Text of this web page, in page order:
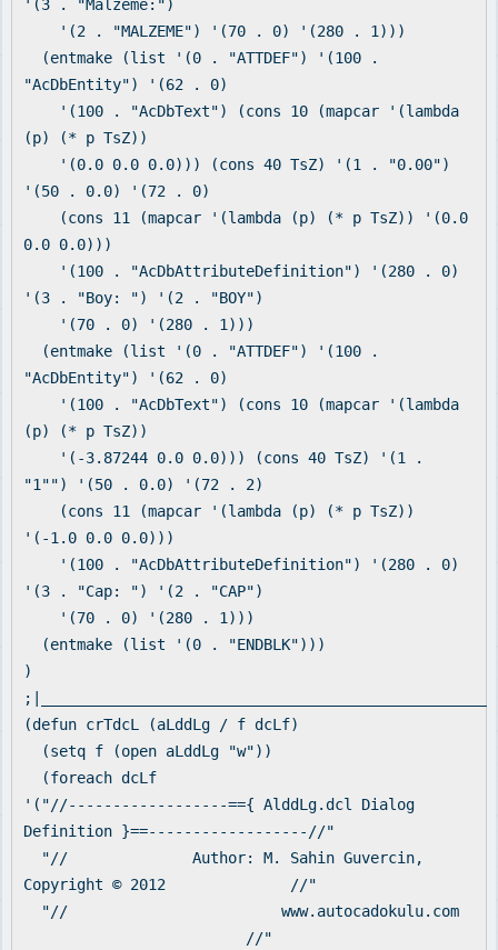
'(3 . "Malzeme:")
'(2 . "MALZEME") '(70 . 0) '(280 . 1)))
(entmake (list '(0 . "ATTDEF") '(100 .
"AcDbEntity") '(62 . 0)
'(100 . "AcDbText") (cons 10 (mapcar '(lambda
(p) (* p TsZ))
'(0.0 0.0 0.0))) (cons 40 TsZ) '(1 . "0.00")
'(50 . 0.0) '(72 . 0)
(cons 11 (mapcar '(lambda (p) (* p TsZ)) '(0.0
0.0 0.0)))
'(100 . "AcDbAttributeDefinition") '(280 . 0)
'(3 . "Boy: ") '(2 . "BOY")
'(70 . 0) '(280 . 1)))
(entmake (list '(0 . "ATTDEF") '(100 .
"AcDbEntity") '(62 . 0)
'(100 . "AcDbText") (cons 10 (mapcar '(lambda
(p) (* p TsZ))
'(-3.87244 0.0 0.0))) (cons 40 TsZ) '(1 .
"1"") '(50 . 0.0) '(72 . 2)
(cons 11 (mapcar '(lambda (p) (* p TsZ))
'(-1.0 0.0 0.0)))
'(100 . "AcDbAttributeDefinition") '(280 . 0)
'(3 . "Cap: ") '(2 . "CAP")
'(70 . 0) '(280 . 1)))
(entmake (list '(0 . "ENDBLK")))
)
(defun crTdcL (aLddLg / f dcLf)
(setq f (open aLddLg "w"))
(foreach dcLf
'("//------------------=={ AlddLg.dcl Dialog
Definition }==------------------//"
"// Author: M. Sahin Guvercin,
Copyright © 2012 //"
"// www.autocadokulu.com
//"